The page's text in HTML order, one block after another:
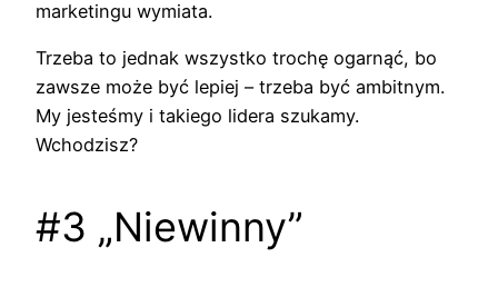
marketingu wymiata.
Trzeba to jednak wszystko trochę ogarnąć, bo
zawsze może być lepiej – trzeba być ambitnym.
My jesteśmy i takiego lidera szukamy.
Wchodzisz?
#3 „Niewinny”